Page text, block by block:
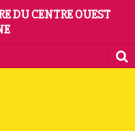
DU CENTRE OUEST